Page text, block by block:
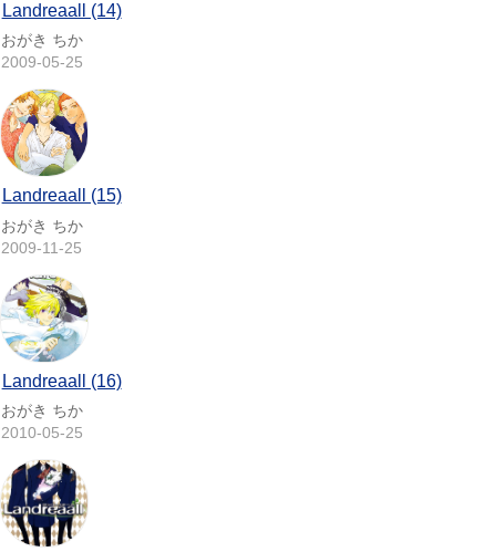
Landreaall (14)
おがき ちか
2009-05-25
Landreaall (15)
おがき ちか
2009-11-25
Landreaall (16)
おがき ちか
2010-05-25